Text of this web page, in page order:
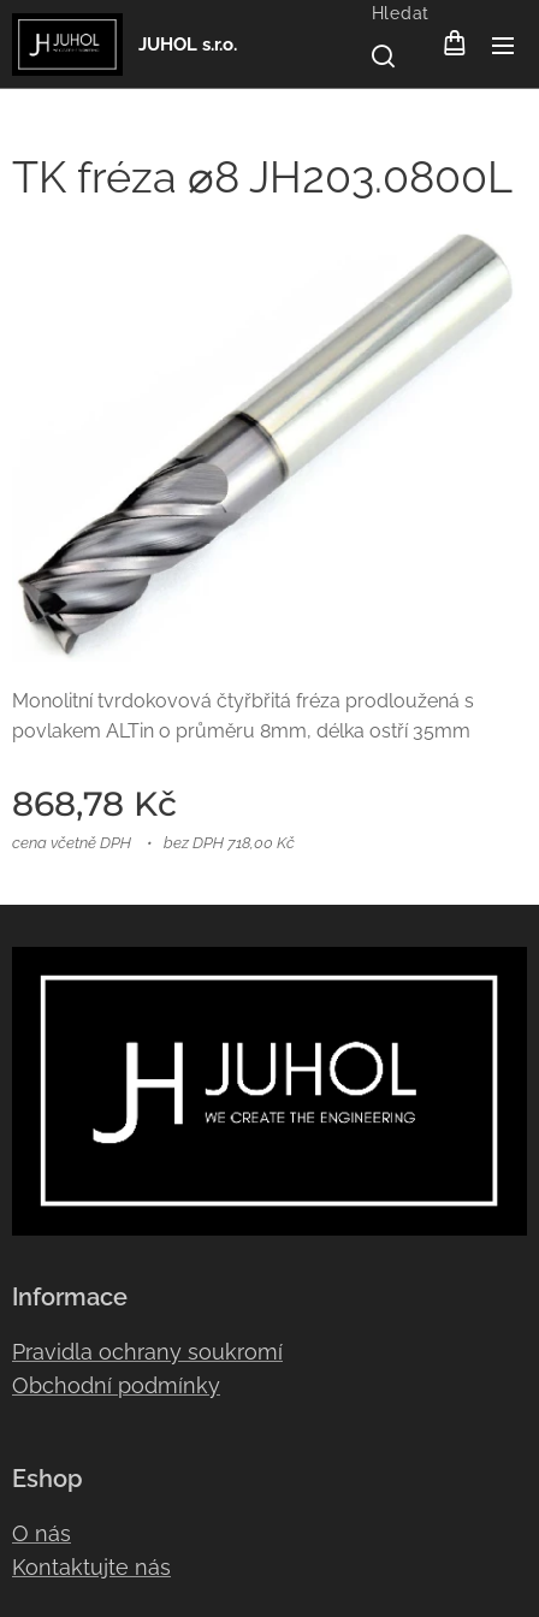
JUHOL s.r.o.
Hledat
TK fréza ⌀8 JH203.0800L
Monolitní tvrdokovová čtyřbřitá fréza prodloužená s
povlakem ALTin o průměru 8mm, délka ostří 35mm
868,78 Kč
cena včetně DPH bez DPH 718,00 Kč
Informace
Pravidla ochrany soukromí
Obchodní podmínky
Eshop
O nás
Kontaktujte nás